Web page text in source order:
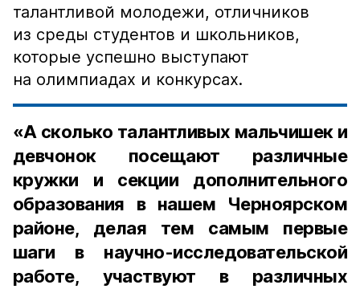
талантливой молодежи, отличников
из среды студентов и школьников,
которые успешно выступают
на олимпиадах и конкурсах.
«А сколько талантливых мальчишек и
девчонок посещают различные
кружки и секции дополнительного
образования в нашем Черноярском
районе, делая тем самым первые
шаги в научно-исследовательской
работе, участвуют в различных